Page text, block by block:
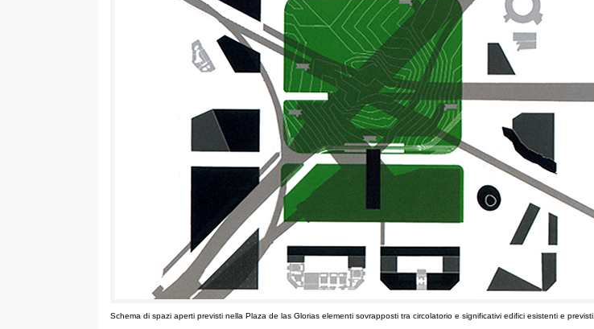
Schema di spazi aperti previsti nella Plaza de las Glorias elementi sovrapposti tra circolatorio e significativi edifici esistenti e previsti.